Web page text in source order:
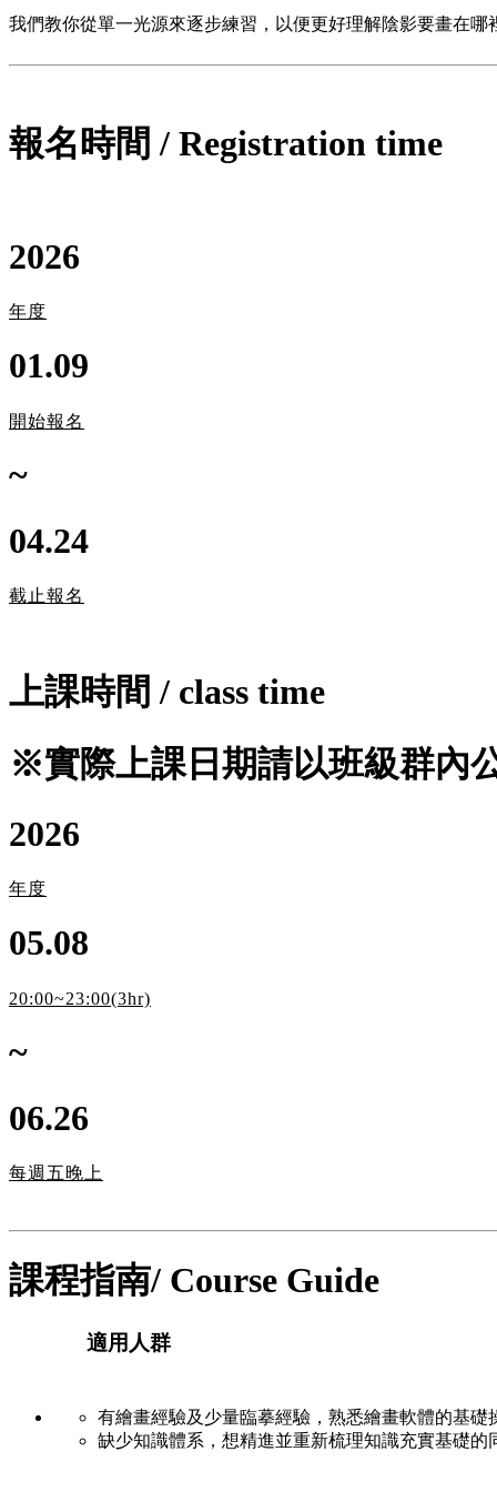
我們教你從單一光源來逐步練習，以便更好理解陰影要畫在
報名時間 / Registration time
2026
年度
01.09
開始報名
~
04.24
截止報名
上課時間 / class time
※實際上課日期請以班級群內
2026
年度
05.08
20:00~23:00(3hr)
~
06.26
每週五晚上
課程指南/ Course Guide
適用人群
有繪畫經驗及少量臨摹經驗，熟悉繪畫軟體的基礎
缺少知識體系，想精進並重新梳理知識充實基礎的